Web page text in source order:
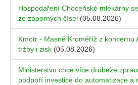
Hospodaření Choceňské mlékárny
ze záporných čísel (05.08.2026)
Kmotr - Masně Kroměříž z koncernu
tržby i zisk (05.08.2026)
Ministerstvo chce více drůbeže
podpoří investice do automatizace a